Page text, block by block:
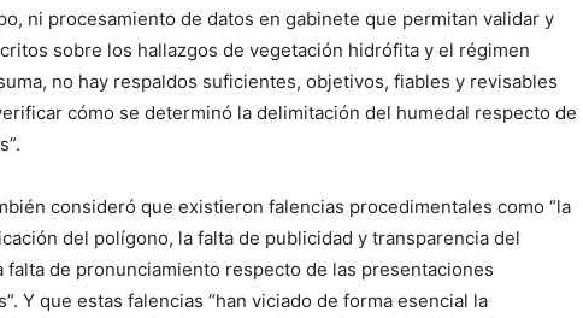
ni procesamiento de datos en gabinete que permitan validar y
sobre los hallazgos de vegetación hidrófita y el régimen
no hay respaldos suficientes, objetivos, fiables y revisables
cómo se determinó la delimitación del humedal respecto de
consideró que existieron falencias procedimentales como “la
del polígono, la falta de publicidad y transparencia del
de pronunciamiento respecto de las presentaciones
Y que estas falencias “han viciado de forma esencial la